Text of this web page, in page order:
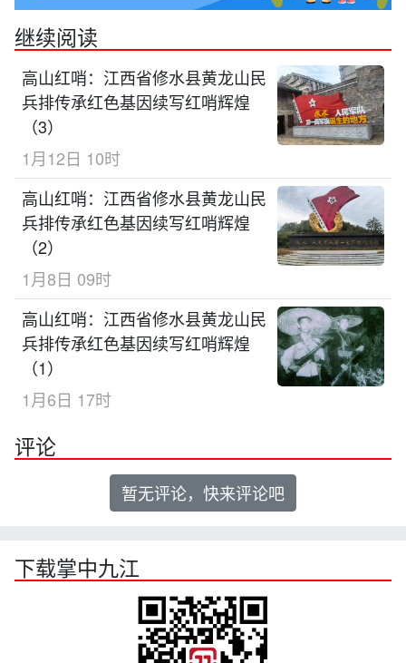
继续阅读
高山红哨：江西省修水县黄龙山民
兵排传承红色基因续写红哨辉煌
（3）
1月12日 10时
高山红哨：江西省修水县黄龙山民
兵排传承红色基因续写红哨辉煌
（2）
1月8日 09时
高山红哨：江西省修水县黄龙山民
兵排传承红色基因续写红哨辉煌
（1）
1月6日 17时
评论
暂无评论，快来评论吧
下载掌中九江